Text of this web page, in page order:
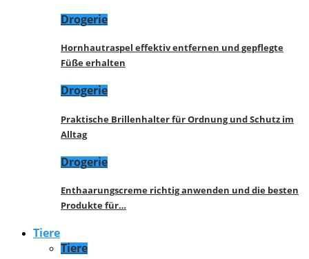
Drogerie
Hornhautraspel effektiv entfernen und gepflegte
Füße erhalten
Drogerie
Praktische Brillenhalter für Ordnung und Schutz im
Alltag
Drogerie
Enthaarungscreme richtig anwenden und die besten
Produkte für…
Tiere
Tiere